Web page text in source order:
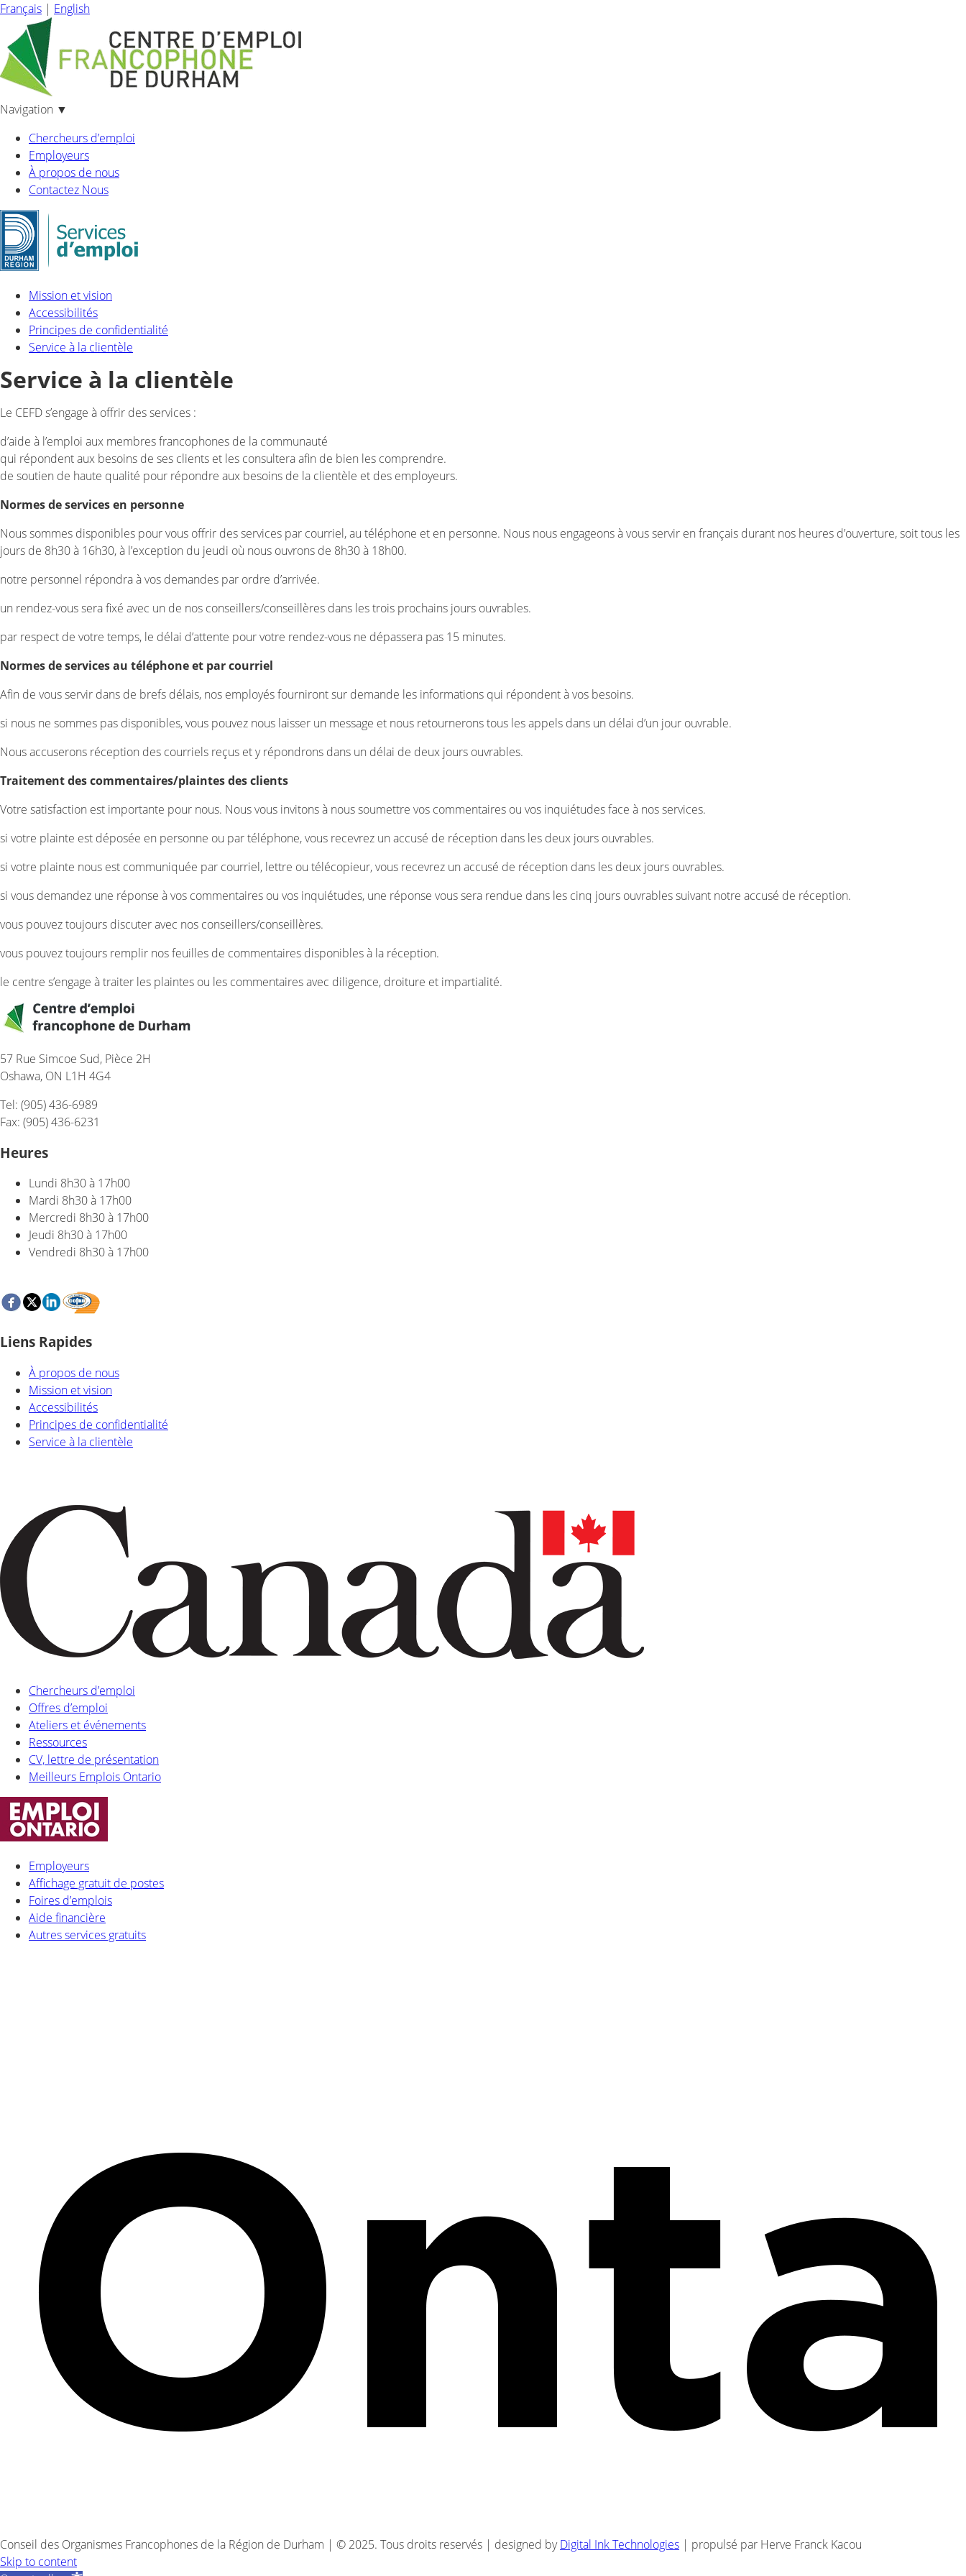
Français | English
Navigation ▼
Chercheurs d’emploi
Employeurs
À propos de nous
Contactez Nous
Mission et vision
Accessibilités
Principes de confidentialité
Service à la clientèle
Service à la clientèle
Le CEFD s’engage à offrir des services :
d’aide à l’emploi aux membres francophones de la communauté
qui répondent aux besoins de ses clients et les consultera afin de bien les comprendre.
de soutien de haute qualité pour répondre aux besoins de la clientèle et des employeurs.
Normes de services en personne
Nous sommes disponibles pour vous offrir des services par courriel, au téléphone et en personne. Nous nous engageons à vous servir en français durant nos heures d’ouverture, soit tous les
jours de 8h30 à 16h30, à l’exception du jeudi où nous ouvrons de 8h30 à 18h00.
notre personnel répondra à vos demandes par ordre d’arrivée.
un rendez-vous sera fixé avec un de nos conseillers/conseillères dans les trois prochains jours ouvrables.
par respect de votre temps, le délai d’attente pour votre rendez-vous ne dépassera pas 15 minutes.
Normes de services au téléphone et par courriel
Afin de vous servir dans de brefs délais, nos employés fourniront sur demande les informations qui répondent à vos besoins.
si nous ne sommes pas disponibles, vous pouvez nous laisser un message et nous retournerons tous les appels dans un délai d’un jour ouvrable.
Nous accuserons réception des courriels reçus et y répondrons dans un délai de deux jours ouvrables.
Traitement des commentaires/plaintes des clients
Votre satisfaction est importante pour nous. Nous vous invitons à nous soumettre vos commentaires ou vos inquiétudes face à nos services.
si votre plainte est déposée en personne ou par téléphone, vous recevrez un accusé de réception dans les deux jours ouvrables.
si votre plainte nous est communiquée par courriel, lettre ou télécopieur, vous recevrez un accusé de réception dans les deux jours ouvrables.
si vous demandez une réponse à vos commentaires ou vos inquiétudes, une réponse vous sera rendue dans les cinq jours ouvrables suivant notre accusé de réception.
vous pouvez toujours discuter avec nos conseillers/conseillères.
vous pouvez toujours remplir nos feuilles de commentaires disponibles à la réception.
le centre s’engage à traiter les plaintes ou les commentaires avec diligence, droiture et impartialité.
57 Rue Simcoe Sud, Pièce 2H
Oshawa, ON L1H 4G4
Tel: (905) 436-6989
Fax: (905) 436-6231
Heures
Lundi 8h30 à 17h00
Mardi 8h30 à 17h00
Mercredi 8h30 à 17h00
Jeudi 8h30 à 17h00
Vendredi 8h30 à 17h00
Liens Rapides
À propos de nous
Mission et vision
Accessibilités
Principes de confidentialité
Service à la clientèle
Chercheurs d’emploi
Offres d’emploi
Ateliers et événements
Ressources
CV, lettre de présentation
Meilleurs Emplois Ontario
Employeurs
Affichage gratuit de postes
Foires d’emplois
Aide financière
Autres services gratuits
Conseil des Organismes Francophones de la Région de Durham | © 2025. Tous droits reservés | designed byDigital Ink Technologies | propulsé par Herve Franck Kacou
Skip to content